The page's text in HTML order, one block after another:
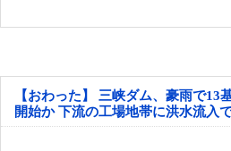
【おわった】 三峡ダム、豪雨で13
開始か 下流の工場地帯に洪水流入